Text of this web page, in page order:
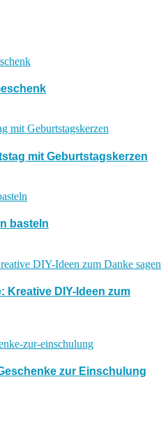
mit Geburtstagskerzen
basteln
Kreative DIY-Ideen zum
zur Einschulung